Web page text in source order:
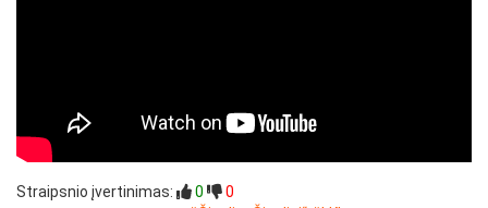
Straipsnio įvertinimas: 0
0